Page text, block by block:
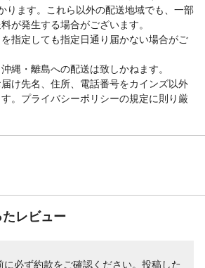
ります。これら以外の配送地域でも、一部
が発生する場合がございます。
指定しても指定日通り届かない場合がご
縄・離島への配送は致しかねます。
け先名、住所、電話番号をカインズ以外
。プライバシーポリシーの規定に則り厳
レビュー
に必ず約款をご確認ください。投稿した